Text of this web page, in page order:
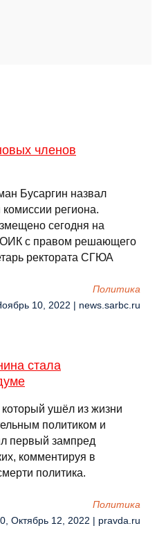
членов
Бусаргин назвал
региона.
сегодня на
с правом решающего
ректората СГЮА
Политика
10, 2022 | news.sarbc.ru
стала
ушёл из жизни
политиком и
первый зампред
комментируя в
политика.
Политика
Октябрь 12, 2022 | pravda.ru